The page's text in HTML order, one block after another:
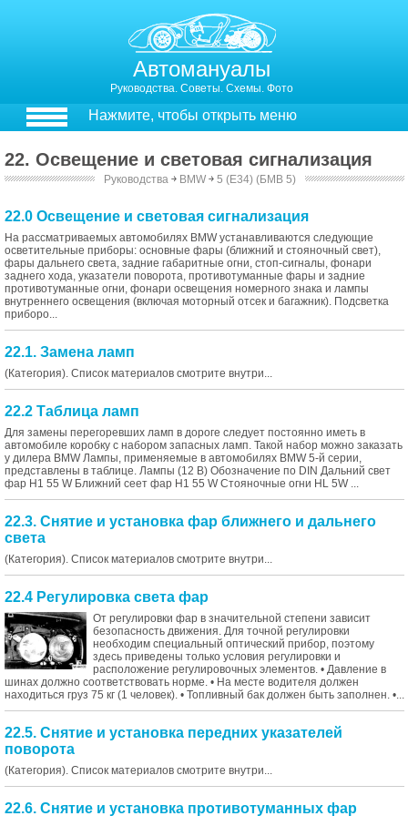
Автомануалы
Руководства. Советы. Схемы. Фото
Нажмите, чтобы открыть меню
22. Освещение и световая сигнализация
Руководства ￫ BMW ￫ 5 (E34) (БМВ 5)
22.0 Освещение и световая сигнализация
На рассматриваемых автомобилях BMW устанавливаются следующие
осветительные приборы: основные фары (ближний и стояночный свет),
фары дальнего света, задние габаритные огни, стоп-сигналы, фонари
заднего хода, указатели поворота, противотуманные фары и задние
противотуманные огни, фонари освещения номерного знака и лампы
внутреннего освещения (включая моторный отсек и багажник). Подсветка
приборо...
22.1. Замена ламп
(Категория). Список материалов смотрите внутри...
22.2 Таблица ламп
Для замены перегоревших ламп в дороге следует постоянно иметь в
автомобиле коробку с набором запасных ламп. Такой набор можно заказать
у дилера BMW Лампы, применяемые в автомобилях BMW 5-й серии,
представлены в таблице. Лампы (12 В) Обозначение пo DIN Дальний свет
фар Н1 55 W Ближний сеет фар Н1 55 W Стояночные огни HL 5W ...
22.3. Снятие и установка фар ближнего и дальнего
света
(Категория). Список материалов смотрите внутри...
22.4 Регулировка света фар
От регулировки фар в значительной степени зависит
безопасность движения. Для точной регулировки
необходим специальный оптический прибор, поэтому
здесь приведены только условия регулировки и
расположение регулировочных элементов. • Давление в
шинах должно соответствовать норме. • На месте водителя должен
находиться груз 75 кг (1 человек). • Топливный бак должен быть заполнен. •...
22.5. Снятие и установка передних указателей
поворота
(Категория). Список материалов смотрите внутри...
22.6. Снятие и установка противотуманных фар